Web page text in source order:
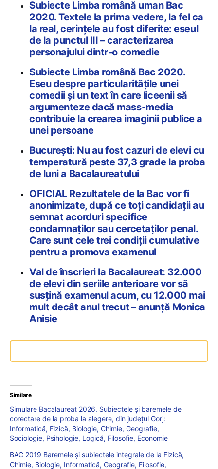
Subiecte Limba română uman Bac
2020. Textele la prima vedere, la fel ca
la real, cerințele au fost diferite: eseul
de la punctul III – caracterizarea
personajului dintr-o comedie
Subiecte Limba română Bac 2020.
Eseu despre particularitățile unei
comedii și un text în care liceenii să
argumenteze dacă mass-media
contribuie la crearea imaginii publice a
unei persoane
București: Nu au fost cazuri de elevi cu
temperatură peste 37,3 grade la proba
de luni a Bacalaureatului
OFICIAL Rezultatele de la Bac vor fi
anonimizate, după ce toți candidații au
semnat acorduri specifice
condamnaților sau cercetaților penal.
Care sunt cele trei condiţii cumulative
pentru a promova examenul
Val de înscrieri la Bacalaureat: 32.000
de elevi din seriile anterioare vor să
susțină examenul acum, cu 12.000 mai
mult decât anul trecut – anunță Monica
Anisie
Similare
Simulare Bacalaureat 2026. Subiectele și baremele de
corectare de la proba la alegere, din județul Gorj:
Informatică, Fizică, Biologie, Chimie, Geografie,
Sociologie, Psihologie, Logică, Filosofie, Economie
BAC 2019 Baremele și subiectele integrale de la Fizică,
Chimie, Biologie, Informatică, Geografie, Filosofie,